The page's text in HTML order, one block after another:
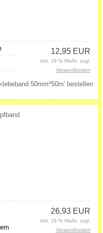
12,95 EUR
inkl. 19 % MwSt. zzgl.
Versandkosten
26,93 EUR
inkl. 19 % MwSt. zzgl.
Versandkosten